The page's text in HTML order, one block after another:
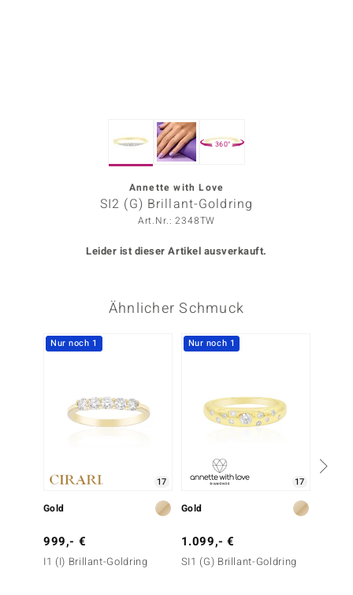
Collection
BY DE MELO
360°
Annette with Love
SI2 (G) Brillant-Goldring
Art.Nr.: 2348TW
Leider ist dieser Artikel ausverkauft.
Ähnlicher Schmuck
Nur noch 1
17
Gold
999,- €
I1 (I) Brillant-Goldring
Nur noch 1
17
Gold
1.099,- €
SI1 (G) Brillant-Goldring